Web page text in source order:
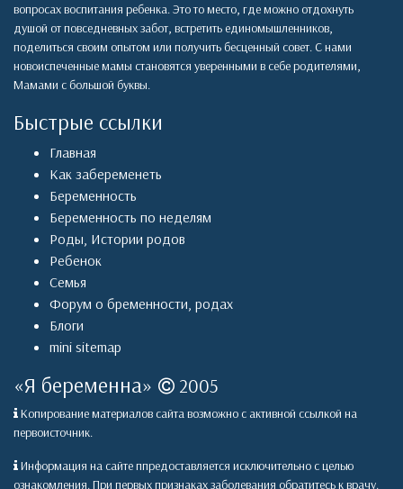
вопросах воспитания ребенка. Это то место, где можно отдохнуть
душой от повседневных забот, встретить единомышленников,
поделиться своим опытом или получить бесценный совет. С нами
новоиспеченные мамы становятся уверенными в себе родителями,
Мамами с большой буквы.
Быстрые ссылки
Главная
Как забеременеть
Беременность
Беременность по неделям
Роды, Истории родов
Ребенок
Семья
Форум о бременности, родах
Блоги
mini sitemap
«Я беременна» 2005
Копирование материалов сайта возможно с активной ссылкой на
первоисточник.
Информация на сайте ппредоставляется исключительно с целью
ознакомления. При первых признаках заболевания обратитесь к врачу.